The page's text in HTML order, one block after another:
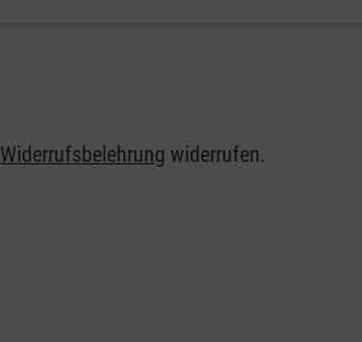
Widerrufsbelehrung widerrufen.